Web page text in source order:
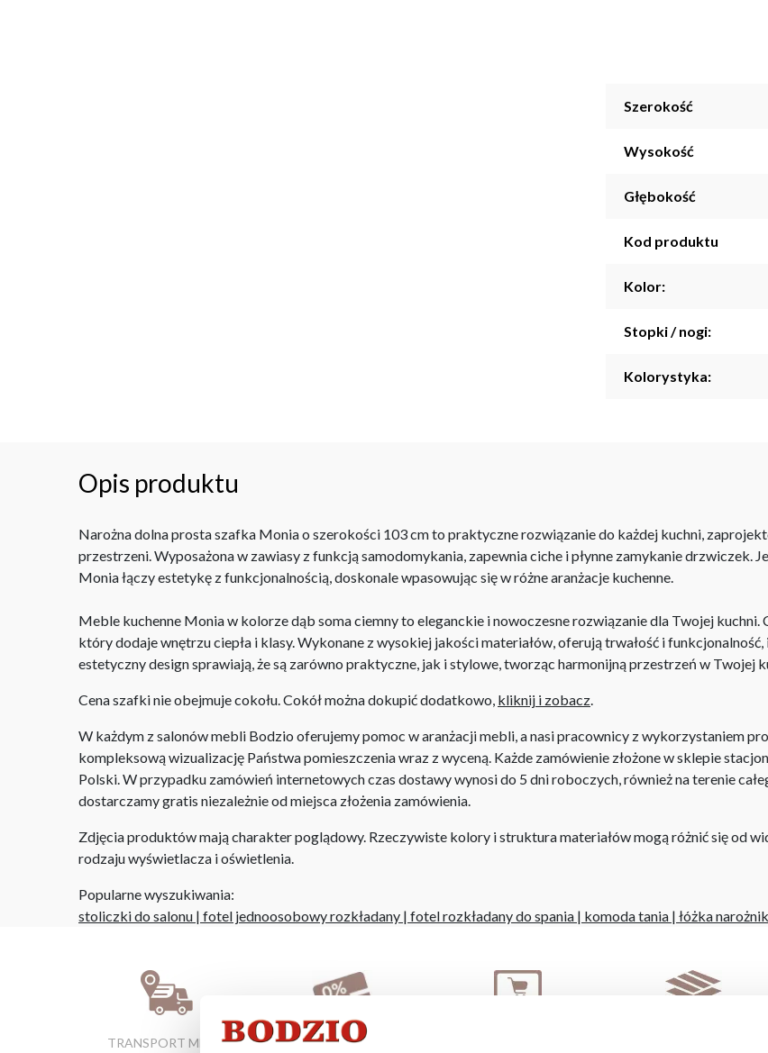
Szerokość
Wysokość
Głębokość
Kod produktu
Kolor:
Stopki / nogi:
Kolorystyka:
Opis produktu
Narożna dolna prosta szafka Monia o szerokości 103 cm to praktyczne rozwiązanie do każdej kuchni,
przestrzeni. Wyposażona w zawiasy z funkcją samodomykania, zapewnia ciche i płynne zamykanie drzwiczek.
Monia łączy estetykę z funkcjonalnością, doskonale wpasowując się w różne aranżacje kuchenne.
Meble kuchenne Monia w kolorze dąb soma ciemny to eleganckie i nowoczesne rozwiązanie dla Twojej
który dodaje wnętrzu ciepła i klasy. Wykonane z wysokiej jakości materiałów, oferują trwałość i
estetyczny design sprawiają, że są zarówno praktyczne, jak i stylowe, tworząc harmonijną przestrzeń w Twojej
Cena szafki nie obejmuje cokołu. Cokół można dokupić dodatkowo, kliknij i zobacz.
W każdym z salonów mebli Bodzio oferujemy pomoc w aranżacji mebli, a nasi pracownicy z wykorzystaniem
kompleksową wizualizację Państwa pomieszczenia wraz z wyceną. Każde zamówienie złożone w sklepie
Polski. W przypadku zamówień internetowych czas dostawy wynosi do 5 dni roboczych, również na terenie
dostarczamy gratis niezależnie od miejsca złożenia zamówienia.
Zdjęcia produktów mają charakter poglądowy. Rzeczywiste kolory i struktura materiałów mogą różnić się od
rodzaju wyświetlacza i oświetlenia.
Popularne wyszukiwania:
stoliczki do salonu | fotel jednoosobowy rozkładany | fotel rozkładany do spania | komoda tania | łóżka
TRANSPORT MEBLI
RATY 0% W